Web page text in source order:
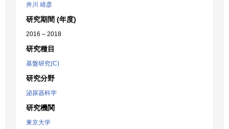
井川 靖彦
研究期間 (年度)
2016 – 2018
研究種目
基盤研究(C)
研究分野
泌尿器科学
研究機関
東京大学